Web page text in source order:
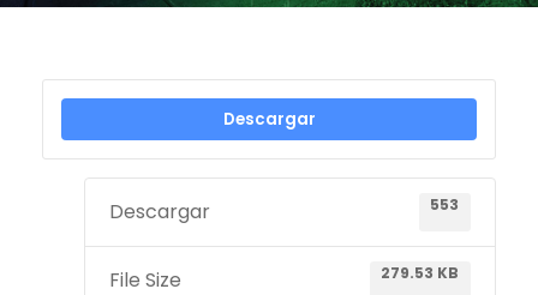
Descargar
Descargar 553
File Size 279.53 KB